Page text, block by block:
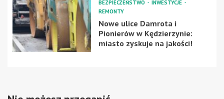
BEZPIECZEŃSTWO
INWESTYCJE
REMONTY
Nowe ulice Damrota i
Pionierów w Kędzierzynie:
miasto zyskuje na jakości!